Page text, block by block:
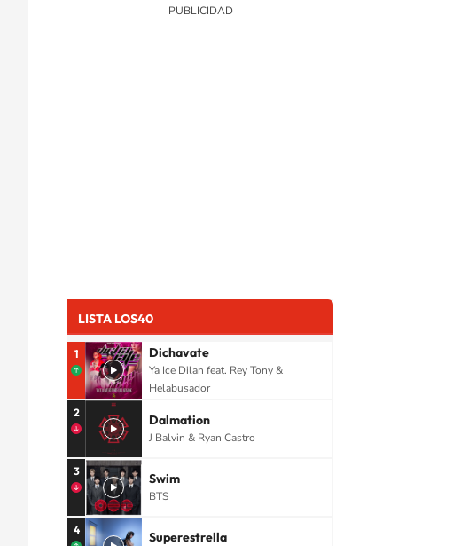
LISTA LOS40
1 Dichavate
Ya Ice Dilan feat. Rey Tony &
Helabusador
2 Dalmation
J Balvin & Ryan Castro
3 Swim
BTS
4 Superestrella